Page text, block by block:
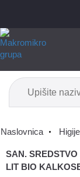
Naslovnica
SAN.
LIT BIO